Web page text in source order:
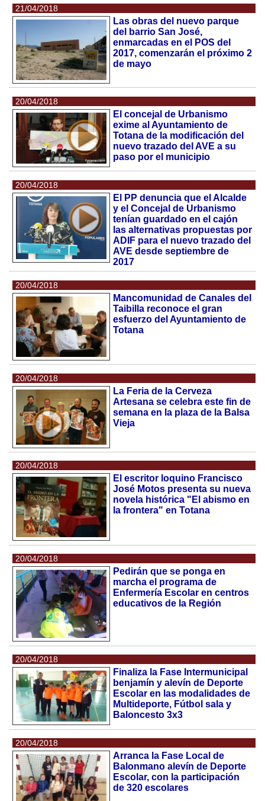
21/04/2018
Las obras del nuevo parque
del barrio San José,
enmarcadas en el POS del
2017, comenzarán el próximo 2
de mayo
20/04/2018
El concejal de Urbanismo
exime al Ayuntamiento de
Totana de la modificación del
nuevo trazado del AVE a su
paso por el municipio
20/04/2018
El PP denuncia que el Alcalde
y el Concejal de Urbanismo
tenían guardado en el cajón
las alternativas propuestas por
ADIF para el nuevo trazado del
AVE desde septiembre de
2017
20/04/2018
Mancomunidad de Canales del
Taibilla reconoce el gran
esfuerzo del Ayuntamiento de
Totana
20/04/2018
La Feria de la Cerveza
Artesana se celebra este fin de
semana en la plaza de la Balsa
Vieja
20/04/2018
El escritor loquino Francisco
José Motos presenta su nueva
novela histórica "El abismo en
la frontera" en Totana
20/04/2018
Pedirán que se ponga en
marcha el programa de
Enfermería Escolar en centros
educativos de la Región
20/04/2018
Finaliza la Fase Intermunicipal
benjamín y alevín de Deporte
Escolar en las modalidades de
Multideporte, Fútbol sala y
Baloncesto 3x3
20/04/2018
Arranca la Fase Local de
Balonmano alevín de Deporte
Escolar, con la participación
de 320 escolares